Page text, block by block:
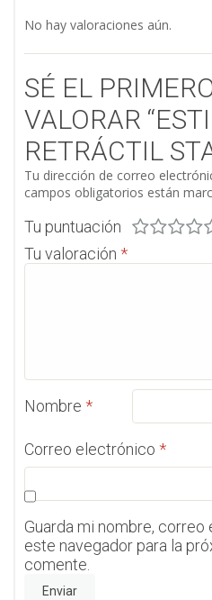
No hay valoraciones aún.
SÉ EL
VALORAR
RETRÁCTIL
Tu dirección de correo
campos obligatorios están
Tu puntuación
Tu valoración *
Nombre *
Correo electrónico *
Guarda mi nombre,
este navegador para la
comente.